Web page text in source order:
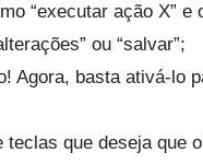
“executar ação X”
ou “salvar”;
Agora, basta ativá-lo
teclas que deseja que